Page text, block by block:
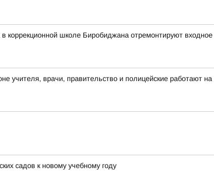
коррекционной школе Биробиджана отремонтируют
учителя, врачи, правительство и полицейские работают
садов к новому учебному году